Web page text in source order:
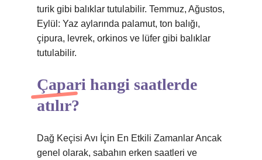
turik gibi balıklar tutulabilir. Temmuz, Ağustos,
Eylül: Yaz aylarında palamut, ton balığı,
çipura, levrek, orkinos ve lüfer gibi balıklar
tutulabilir.
Çapari hangi saatlerde
atılır?
Dağ Keçisi Avı İçin En Etkili Zamanlar Ancak
genel olarak, sabahın erken saatleri ve